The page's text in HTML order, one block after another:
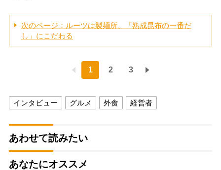
次のページ：ルーツは製麺所、「熟成昆布の一番だ
し」にこだわる
1 2 3
インタビュー グルメ 外食 経営者
あわせて読みたい
あなたにオススメ